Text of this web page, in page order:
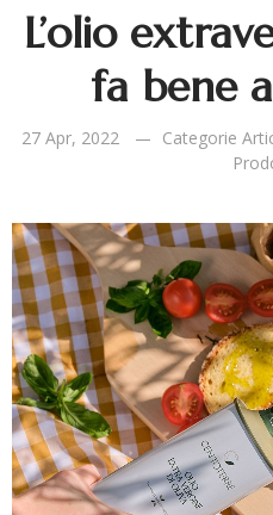
L’olio
fa bene
27 Apr, 2022 Categorie